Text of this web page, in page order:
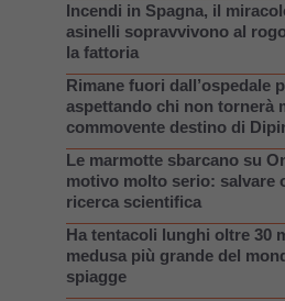
Incendi in Spagna, il
asinelli sopravvivono al
la fattoria
Rimane fuori dall’ospedale
aspettando chi non tornerà
commovente destino di
Le marmotte sbarcano su
motivo molto serio: salvare
ricerca scientifica
Ha tentacoli lunghi oltre 30
medusa più grande del
spiagge